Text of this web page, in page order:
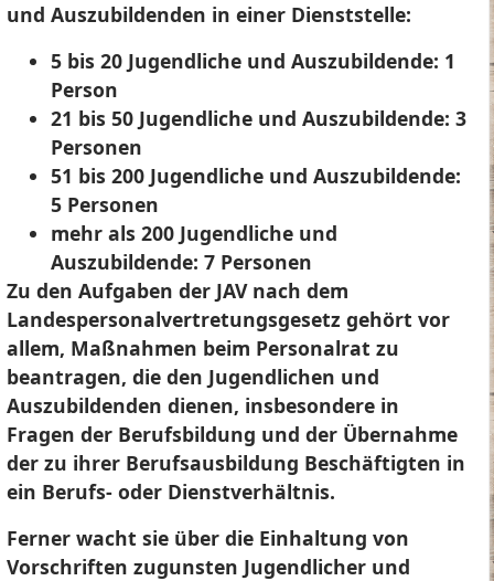
und Auszubildenden in einer Dienststelle:
5 bis 20 Jugendliche und Auszubildende: 1
Person
21 bis 50 Jugendliche und Auszubildende: 3
Personen
51 bis 200 Jugendliche und Auszubildende:
5 Personen
mehr als 200 Jugendliche und
Auszubildende: 7 Personen
Zu den Aufgaben der JAV nach dem
Landespersonalvertretungsgesetz gehört vor
allem, Maßnahmen beim Personalrat zu
beantragen, die den Jugendlichen und
Auszubildenden dienen, insbesondere in
Fragen der Berufsbildung und der Übernahme
der zu ihrer Berufsausbildung Beschäftigten in
ein Berufs- oder Dienstverhältnis.
Ferner wacht sie über die Einhaltung von
Vorschriften zugunsten Jugendlicher und